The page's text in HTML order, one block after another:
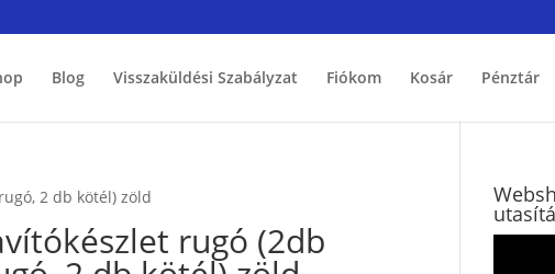
Blog Visszaküldési Szabályzat Fiókom Kosár Pénztár
2 db kötél) zöld
rugó (2db